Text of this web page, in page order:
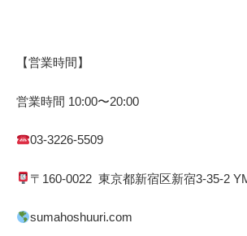
【営業時間】
営業時間 10:00〜20:00
03-3226-5509
〒 160-0022 東京都新宿区新宿3-35-2
sumahoshuuri.com